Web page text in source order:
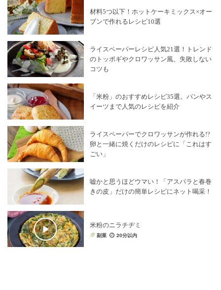
材料5つ以下！ホットケーキミックス×オー
ブンで作れるレシピ10選
ライスペーパーレシピ人気21選！トレンド
のトッポギやクロワッサン風、失敗しない
コツも
「米粉」のおすすめレシピ35選。パンやス
イーツまで人気のレシピを紹介
ライスペーパーでクロワッサンが作れる!?
卵と一緒に焼くだけのレシピに「これはす
ごい」
嘘かと思うほどウマい！「アスパラと春巻
きの皮」だけの簡単レシピにネット喝采！
米粉のニラチヂミ
副菜 20分以内